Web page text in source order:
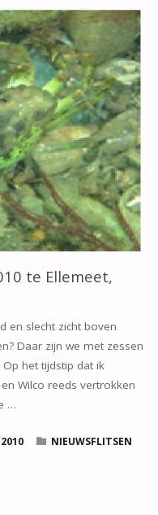
te Ellemeet,
en slecht zicht boven
Daar zijn we met zessen
het tijdstip dat ik
Wilco reeds vertrokken
…
NIEUWSFLITSEN